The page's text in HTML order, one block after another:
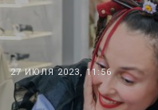
27 ИЮЛЯ 2023, 11:56